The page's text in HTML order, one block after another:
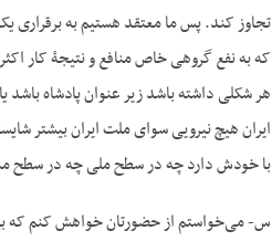
ایران هیچ نیرویی سوای ملت ایران بیشتر
با خودش دارد چه در سطح ملی چه در سطح
س- می‌خواستم از حضورتان خواهش کنم که